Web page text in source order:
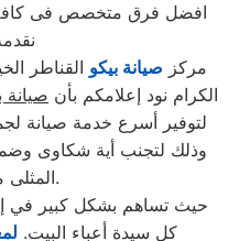
افضل فرق متخصص فى كافة
مركز صيانة بيكو القناطر
الكرام نود إعلامكم بأن صيانة
لتوفير أسرع خدمة صيانة
وذلك لتجنب أية شكاوى
المثلى من خدماتنا.
حيث تساهم بشكل كبير في
كل سيدة أعباء البيت.